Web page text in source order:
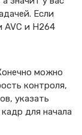
Если
AVC и H264
можно
контроля,
указать
для начала